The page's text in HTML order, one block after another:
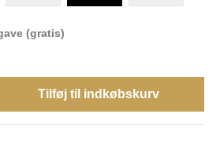
(gratis)
Tilføj til indkøbskurv